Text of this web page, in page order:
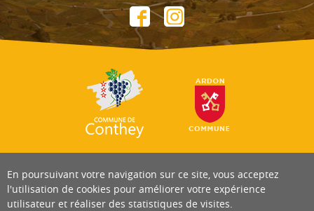
En poursuivant votre navigation sur ce site, vous acceptez
l'utilisation de cookies pour améliorer votre expérience
utilisateur et réaliser des statistiques de visites.